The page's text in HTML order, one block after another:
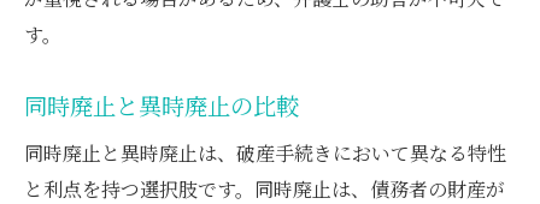
注意点
同時廃止の法的要件と適用条件
弁護士が指摘する同時廃止の注意点
す。
同時廃止と異時廃止の比較
同時廃止と異時廃止は、破産手続きにおいて異なる特性
と利点を持つ選択肢です。同時廃止は、債務者の財産が